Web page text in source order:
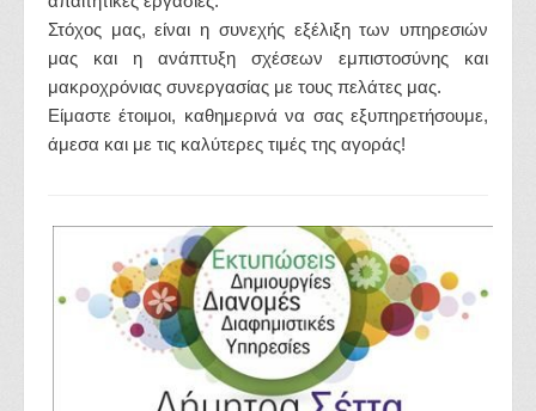
Στόχος μας, είναι η συνεχής εξέλιξη των υπηρεσιών
μας και η ανάπτυξη σχέσεων εμπιστοσύνης και
μακροχρόνιας συνεργασίας με τους πελάτες μας.
Είμαστε έτοιμοι, καθημερινά να σας εξυπηρετήσουμε,
άμεσα και με τις καλύτερες τιμές της αγοράς!